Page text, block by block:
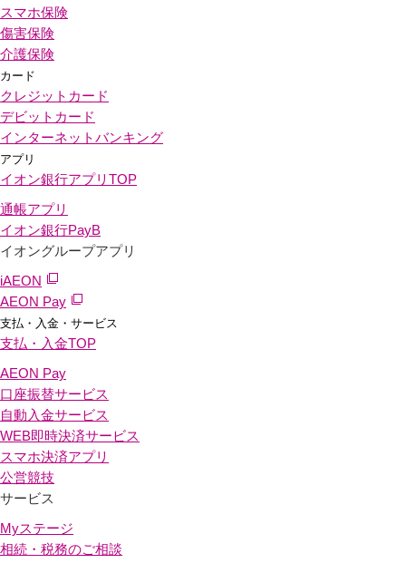
スマホ保険
傷害保険
介護保険
カード
クレジットカード
デビットカード
インターネットバンキング
アプリ
イオン銀行アプリ TOP
通帳アプリ
イオン銀行PayB
イオングループアプリ
iAEON
AEON Pay
支払・入金・サービス
支払・入金TOP
AEON Pay
口座振替サービス
自動入金サービス
WEB即時決済サービス
スマホ決済アプリ
公営競技
サービス
Myステージ
相続・税務のご相談